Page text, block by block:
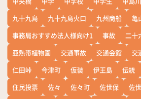
九十九島
九十九島火口 九州商船 亀
事務局おすすめ法人様向け1
事故 二十
亜熱帯植物園
交通事故 交通会館 交
仁田峠
今津町 仮装 伊王島 伝統
住民投票
佐々 佐々町 佐世保 佐